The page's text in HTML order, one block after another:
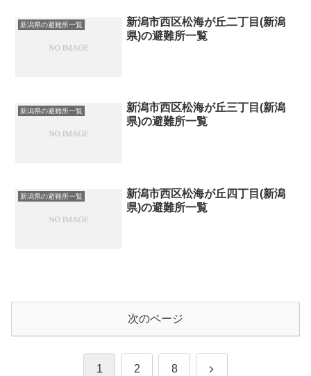
新潟県の避難所一覧
新潟市西区松海が丘二丁目(新潟
県)の避難所一覧
新潟県の避難所一覧
新潟市西区松海が丘三丁目(新潟
県)の避難所一覧
新潟県の避難所一覧
新潟市西区松海が丘四丁目(新潟
県)の避難所一覧
次のページ
1 2 8 次